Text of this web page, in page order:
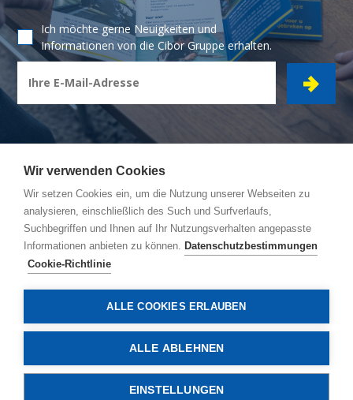
Ich möchte gerne Neuigkeiten und
Informationen von die Cibor Gruppe erhalten.
CIBOR GRUPPE- Ambachtsstraat 7 - 2450 Meerhout
Reiseroute
Allgemeine Bedingungen
Datenschutzbestimmungen
Cookie-Richtlinie
© Copyright 2026, Cibor
Wir verwenden Cookies
Wir setzen Cookies ein, um die Nutzung unserer Webseiten zu
analysieren, einschließlich des Such und Surfverlaufs,
Suchbegriffen und Ihnen auf Ihr Nutzungsverhalten angepasste
Informationen anbieten zu können. Datenschutzbestimmungen
Cookie-Richtlinie
ALLE COOKIES ERLAUBEN
ALLE ABLEHNEN
EINSTELLUNGEN